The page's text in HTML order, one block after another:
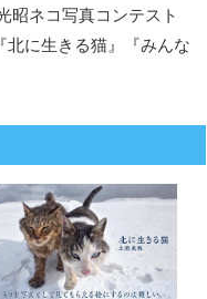
昭ネコ写真コンテスト
北に生きる猫』『みんな